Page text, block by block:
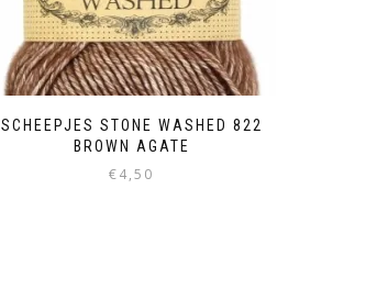
SCHEEPJES STONE WASHED 822
BROWN AGATE
€4,50